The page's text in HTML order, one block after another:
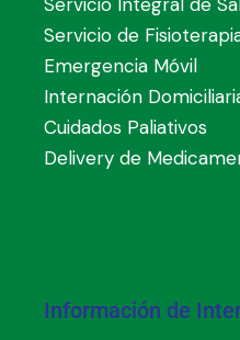
Servicio de
Emergencia Móvil
Internación
Cuidados Paliativos
Delivery de
Información de